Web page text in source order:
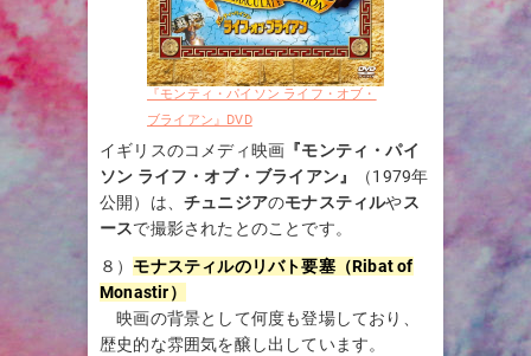
『モンティ・パイソン ライフ・オブ・
ブライアン』DVD
イギリスのコメディ映画 『モンティ・パイ
ソン ライフ・オブ・ブライアン』
（1979年
公開）は、 チュニジアのモナスティルやス
ースで撮影されたとのことです。
８） モナスティルのリバト要塞（Ribat of
Monastir）
映画の背景として何度も登場しており、
歴史的な雰囲気を醸し出しています。